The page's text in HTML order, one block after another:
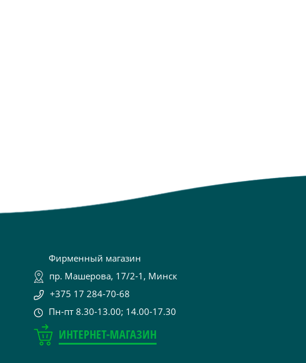
Фирменный магазин
пр. Машерова, 17/2-1, Минск
+375 17 284-70-68
Пн-пт 8.30-13.00; 14.00-17.30
ИНТЕРНЕТ-МАГАЗИН